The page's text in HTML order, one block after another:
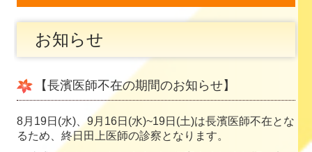
お知らせ
【長濱医師不在の期間のお知らせ】
8月19日(水)、9月16日(水)~19日(土)は長濱医師不在とな
るため、終日田上医師の診察となります。